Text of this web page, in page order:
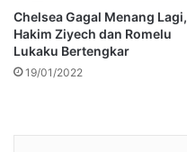
Chelsea Gagal Menang Lagi,
Hakim Ziyech dan Romelu
Lukaku Bertengkar
19/01/2022